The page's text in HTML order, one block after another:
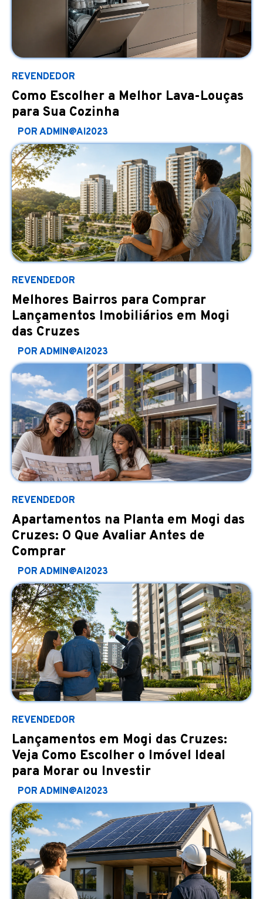
REVENDEDOR
Como Escolher a Melhor Lava-Louças
para Sua Cozinha
POR ADMIN@AI2023
REVENDEDOR
Melhores Bairros para Comprar
Lançamentos Imobiliários em Mogi
das Cruzes
POR ADMIN@AI2023
REVENDEDOR
Apartamentos na Planta em Mogi das
Cruzes: O Que Avaliar Antes de
Comprar
POR ADMIN@AI2023
REVENDEDOR
Lançamentos em Mogi das Cruzes:
Veja Como Escolher o Imóvel Ideal
para Morar ou Investir
POR ADMIN@AI2023